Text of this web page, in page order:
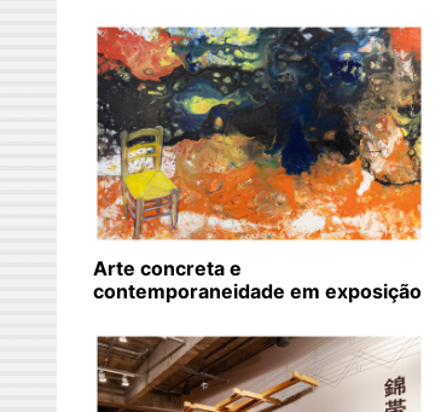
Arte concreta e
contemporaneidade em exposição